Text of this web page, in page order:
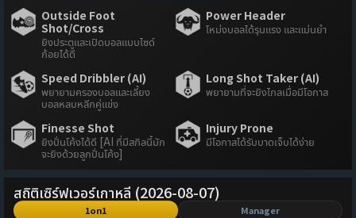
Outside Foot
Shot/Cross
ยิงประตูและเปิดบอลแบบไซด์
ก้อยได้ดี
Power Header
โหม่งบอลได้รุนแรง และแม่นยำ
Speed Dribbler (AI)
พยายามครองบอลและเลี้ยง
บอลหลบหลีกคู่แข่ง
Long Shot Taker (AI)
พยายามที่จะยิงไกลเมื่อมีโอกาส
Finesse Shot
ยิงปั่นโค้งได้ดี [AI ที่มีสกิลนี้มัก
จะยิงด้วยลูกปั่นโค้ง]
Injury Prone
มีโอกาสได้รับบาดเจ็บได้ง่าย
สถิติเซิร์ฟเวอร์เกาหลี (2026-08-07)
1on1 Manager